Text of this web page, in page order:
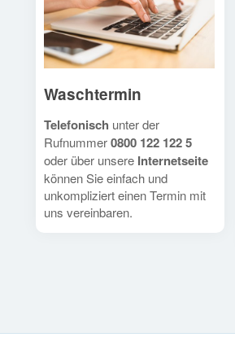
Waschtermin
Telefonisch unter der
Rufnummer0800 122 122 5
oder über unsere Internetseite
können Sie einfach und
unkompliziert einen Termin mit
uns vereinbaren.